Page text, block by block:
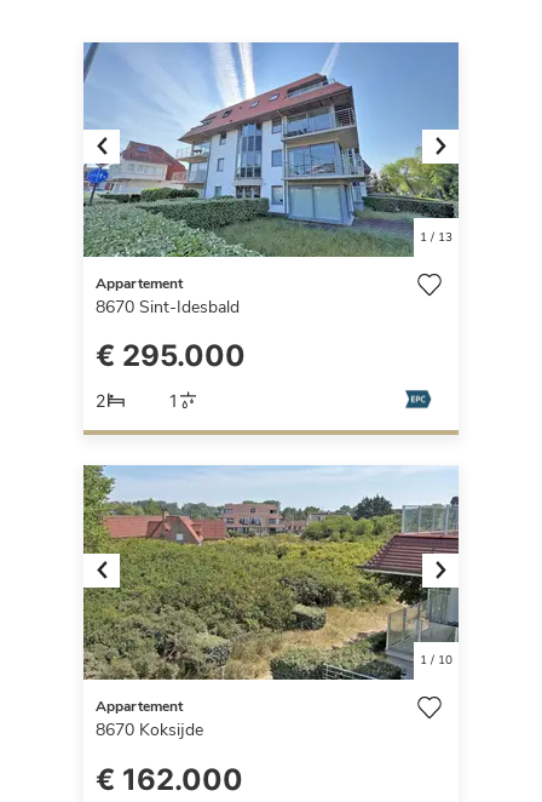
Previous Next
1/ 13
Appartement
8670 Sint-Idesbald
€ 295.000
2 1
Previous Next
1/ 10
Appartement
8670 Koksijde
€ 162.000